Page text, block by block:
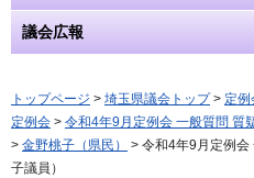
議会広報
トップページ > 埼玉県議会トップ> 定
定例会 > 令和4年9月定例会 一般質問 質
> 金野桃子（県民）
> 令和4年9月定例
子議員）